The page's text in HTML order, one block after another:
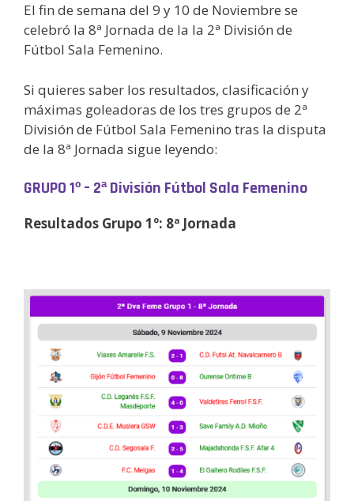
El fin de semana del 9 y 10 de Noviembre se
celebró la 8ª Jornada de la la 2ª División de
Fútbol Sala Femenino.
Si quieres saber los resultados, clasificación y
máximas goleadoras de los tres grupos de 2ª
División de Fútbol Sala Femenino tras la disputa
de la 8ª Jornada sigue leyendo:
GRUPO 1º – 2ª División Fútbol Sala Femenino
Resultados Grupo 1º: 8ª Jornada